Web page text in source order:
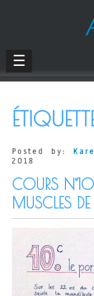
☰
Posted by:
2018
COURS
MUSCLES